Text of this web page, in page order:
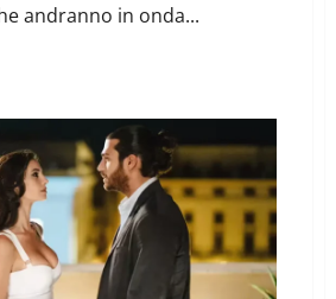
andranno in onda...